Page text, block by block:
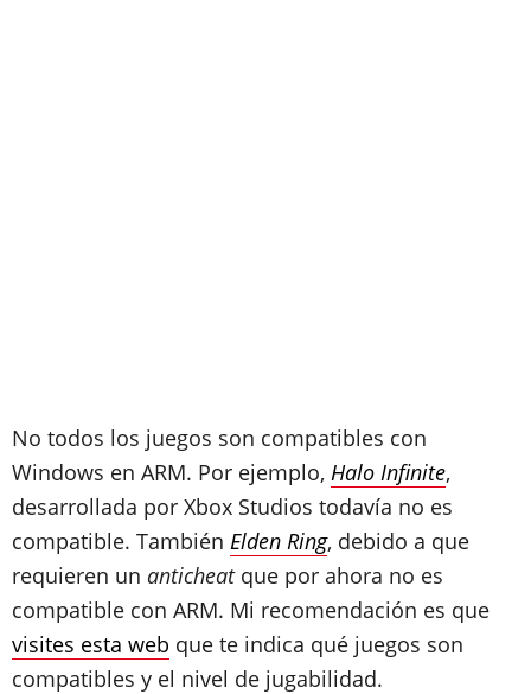
No todos los juegos son compatibles con
Windows en ARM. Por ejemplo, Halo Infinite,
desarrollada por Xbox Studios todavía no es
compatible. También Elden Ring, debido a que
requieren un anticheatque por ahora no es
compatible con ARM. Mi recomendación es que
visites esta web que te indica qué juegos son
compatibles y el nivel de jugabilidad.